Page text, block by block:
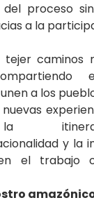
del proceso
a la
tejer caminos
a los
y la
el trabajo